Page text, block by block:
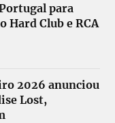
para
Hard Club e RCA
2026 anunciou
Lost,